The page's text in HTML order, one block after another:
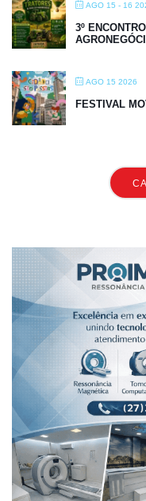
AGO 15 - 16
3º
AGO 15 2026
FESTIVAL